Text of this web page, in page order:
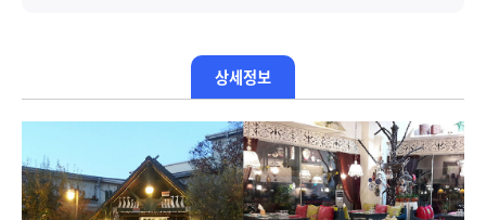
상세정보